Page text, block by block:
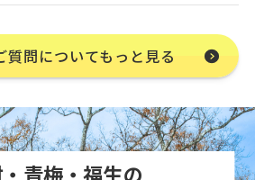
質問についてもっと見る
青梅・福生の